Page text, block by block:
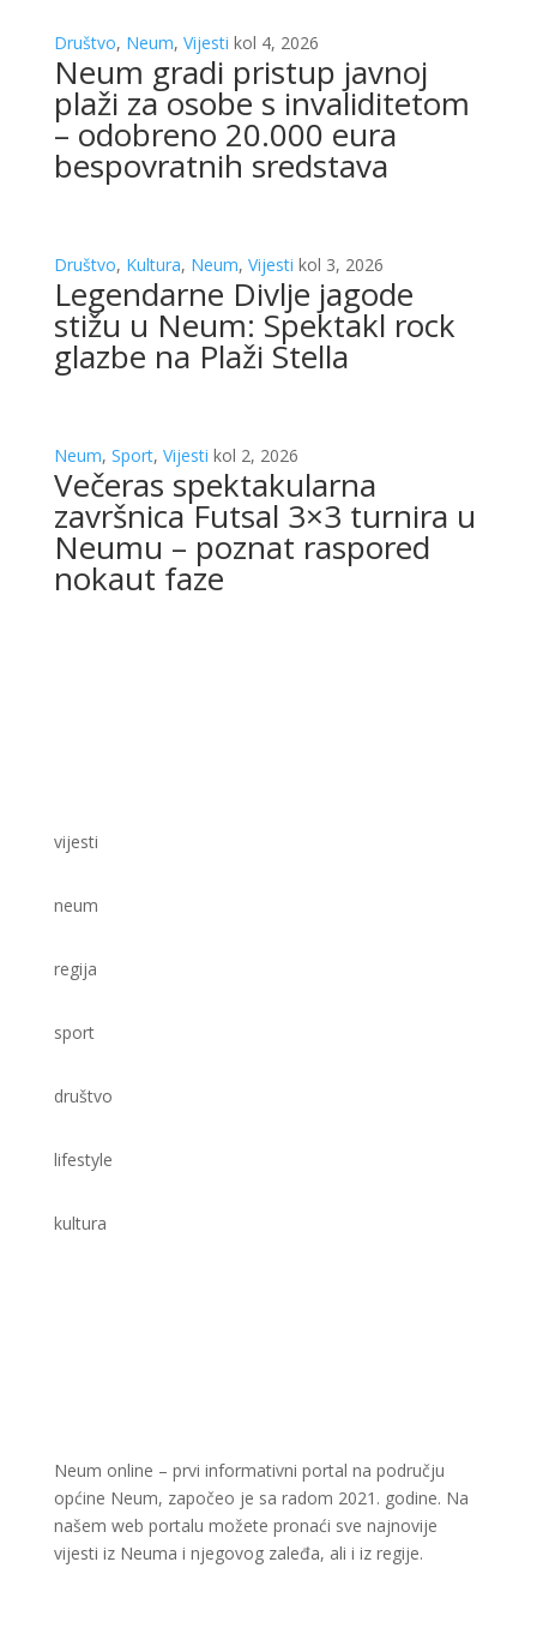
Društvo, Neum, Vijesti kol 4, 2026
Neum gradi pristup javnoj
plaži za osobe s invaliditetom
– odobreno 20.000 eura
bespovratnih sredstava
Društvo, Kultura, Neum, Vijesti kol 3, 2026
Legendarne Divlje jagode
stižu u Neum: Spektakl rock
glazbe na Plaži Stella
Neum, Sport, Vijesti kol 2, 2026
Večeras spektakularna
završnica Futsal 3×3 turnira u
Neumu – poznat raspored
nokaut faze
vijesti
neum
regija
sport
društvo
lifestyle
kultura
Neum online – prvi informativni portal na području
općine Neum, započeo je sa radom 2021. godine. Na
našem web portalu možete pronaći sve najnovije
vijesti iz Neuma i njegovog zaleđa, ali i iz regije.